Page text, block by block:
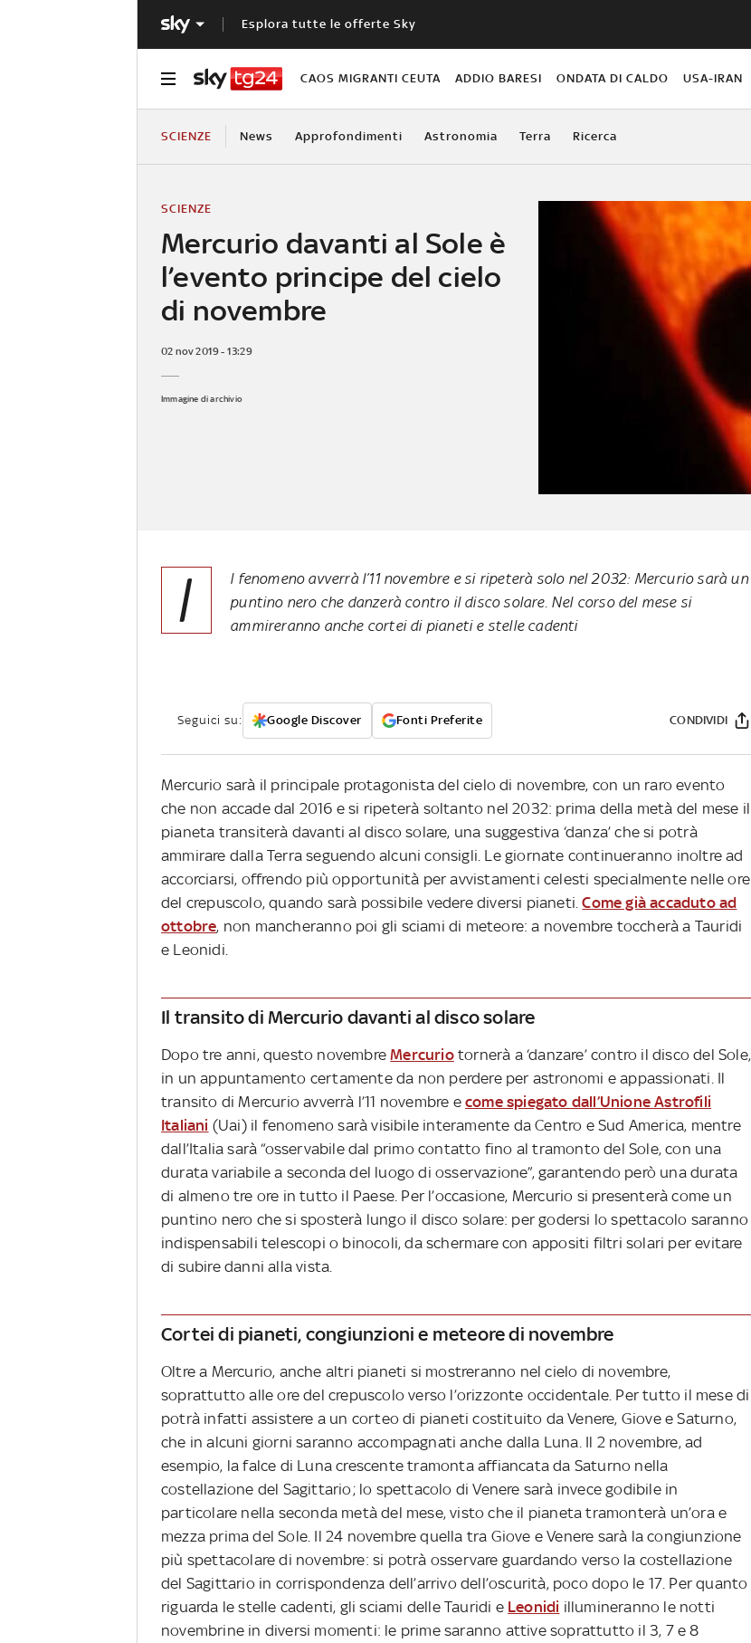
Esplora tutte le offerte Sky
CAOS MIGRANTI CEUTA ADDIO BARESI ONDATA DI CALDO USA-IRAN
SCIENZE News Approfondimenti Astronomia Terra Ricerca
Mercurio davanti al Sole è
l’evento principe del cielo
di novembre
SCIENZE
02 nov 2019 - 13:29
Immagine di archivio
I
l fenomeno avverrà l’11 novembre e si ripeterà solo nel 2032: Mercurio sarà un
puntino nero che danzerà contro il disco solare. Nel corso del mese si
ammireranno anche cortei di pianeti e stelle cadenti
Seguici su: Google Discover Fonti Preferite CONDIVIDI
Mercurio sarà il principale protagonista del cielo di novembre, con un raro evento
che non accade dal 2016 e si ripeterà soltanto nel 2032: prima della metà del mese il
pianeta transiterà davanti al disco solare, una suggestiva ‘danza’ che si potrà
ammirare dalla Terra seguendo alcuni consigli. Le giornate continueranno inoltre ad
accorciarsi, offrendo più opportunità per avvistamenti celesti specialmente nelle ore
del crepuscolo, quando sarà possibile vedere diversi pianeti.Come già accaduto ad
ottobre, non mancheranno poi gli sciami di meteore: a novembre toccherà a Tauridi
e Leonidi.
Il transito di Mercurio davanti al disco solare
Dopo tre anni, questo novembreMercuriotornerà a ‘danzare’ contro il disco del Sole,
in un appuntamento certamente da non perdere per astronomi e appassionati. Il
transito di Mercurio avverrà l’11 novembre ecome spiegato dall’Unione Astrofili
Italiani (Uai) il fenomeno sarà visibile interamente da Centro e Sud America, mentre
dall’Italia sarà “osservabile dal primo contatto fino al tramonto del Sole, con una
durata variabile a seconda del luogo di osservazione”, garantendo però una durata
di almeno tre ore in tutto il Paese. Per l’occasione, Mercurio si presenterà come un
puntino nero che si sposterà lungo il disco solare: per godersi lo spettacolo saranno
indispensabili telescopi o binocoli, da schermare con appositi filtri solari per evitare
di subire danni alla vista.
Cortei di pianeti, congiunzioni e meteore di novembre
Oltre a Mercurio, anche altri pianeti si mostreranno nel cielo di novembre,
soprattutto alle ore del crepuscolo verso l’orizzonte occidentale. Per tutto il mese di
potrà infatti assistere a un corteo di pianeti costituito da Venere, Giove e Saturno,
che in alcuni giorni saranno accompagnati anche dalla Luna. Il 2 novembre, ad
esempio, la falce di Luna crescente tramonta affiancata da Saturno nella
costellazione del Sagittario; lo spettacolo di Venere sarà invece godibile in
particolare nella seconda metà del mese, visto che il pianeta tramonterà un’ora e
mezza prima del Sole. Il 24 novembre quella tra Giove e Venere sarà la congiunzione
più spettacolare di novembre: si potrà osservare guardando verso la costellazione
del Sagittario in corrispondenza dell’arrivo dell’oscurità, poco dopo le 17. Per quanto
riguarda le stelle cadenti, gli sciami delle Tauridi e Leonidi illumineranno le notti
novembrine in diversi momenti: le prime saranno attive soprattutto il 3, 7 e 8